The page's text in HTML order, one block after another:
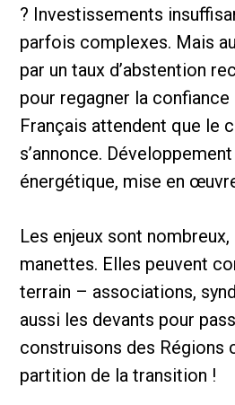
? Investissements
parfois complexes. Mais
par un taux d’abstention
pour regagner la confiance
Français attendent que le
s’annonce. Développement
énergétique, mise en
Les enjeux sont
manettes. Elles peuvent
terrain – associations,
aussi les devants pour
construisons des Régions
partition de la transition !